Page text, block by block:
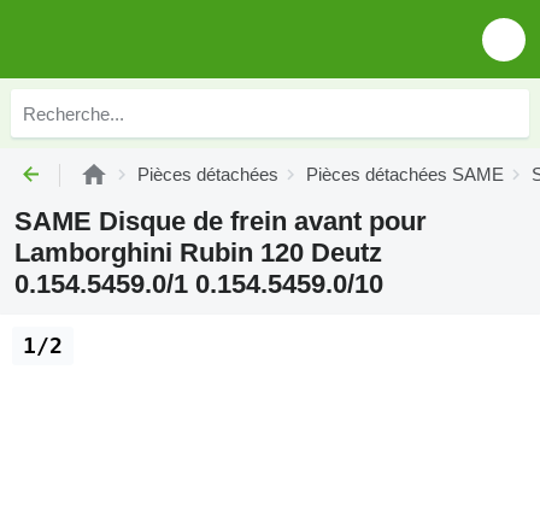
Pièces détachées Pièces détachées SAME
SAME Disque de frein avant pour
Lamborghini Rubin 120 Deutz
0.154.5459.0/1 0.154.5459.0/10
1/2